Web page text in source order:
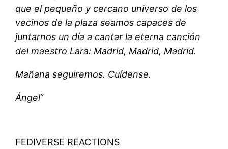
que el pequeño y cercano universo de los
vecinos de la plaza seamos capaces de
juntarnos un día a cantar la eterna canción
del maestro Lara: Madrid, Madrid, Madrid.
Mañana seguiremos. Cuídense.
Ángel“
FEDIVERSE REACTIONS